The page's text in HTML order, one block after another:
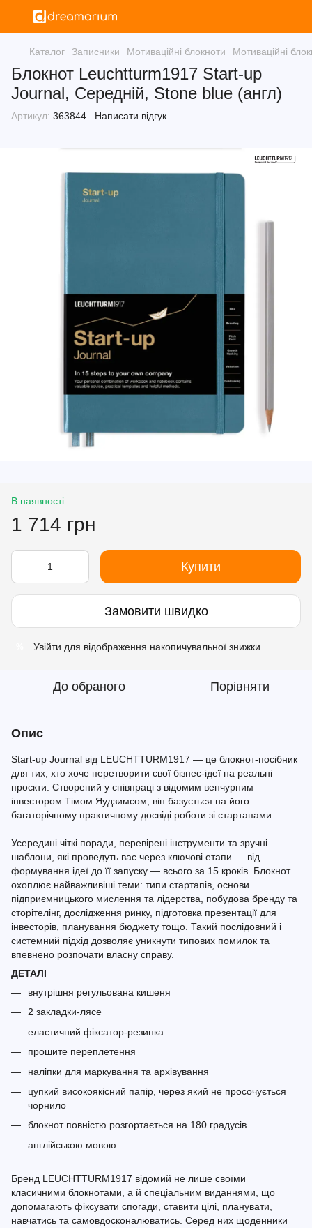
Каталог Записники Мотиваційні блокноти Мотиваційні
Блокнот Leuchtturm1917 Start-up
Journal, Середній, Stone blue (англ)
Артикул: 363844 Написати відгук
В наявності
1 714 грн
Купити
Замовити швидко
Увійти для відображення накопичувальної знижки
До обраного Порівняти
Опис
Start-up Journal від LEUCHTTURM1917 — це блокнот-посібник
для тих, хто хоче перетворити свої бізнес-ідеї на реальні
проєкти. Створений у співпраці з відомим венчурним
інвестором Тімом Яудзимсом, він базується на його
багаторічному практичному досвіді роботи зі стартапами.
Усередині чіткі поради, перевірені інструменти та зручні
шаблони, які проведуть вас через ключові етапи — від
формування ідеї до її запуску — всього за 15 кроків. Блокнот
охоплює найважливіші теми: типи стартапів, основи
підприємницького мислення та лідерства, побудова бренду та
сторітелінг, дослідження ринку, підготовка презентації для
інвесторів, планування бюджету тощо. Такий послідовний і
системний підхід дозволяє уникнути типових помилок та
впевнено розпочати власну справу.
ДЕТАЛІ
внутрішня регульована кишеня
2 закладки-лясе
еластичний фіксатор-резинка
прошите переплетення
наліпки для маркування та архівування
цупкий високоякісний папір, через який не просочується
чорнило
блокнот повністю розгортається на 180 градусів
англійською мовою
Бренд LEUCHTTURM1917 відомий не лише своїми
класичними блокнотами, а й спеціальним виданнями, що
допомагають фіксувати спогади, ставити цілі, планувати,
навчатись та самовдосконалюватись. Серед них щоденники